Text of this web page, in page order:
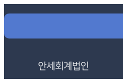
안세회계법인